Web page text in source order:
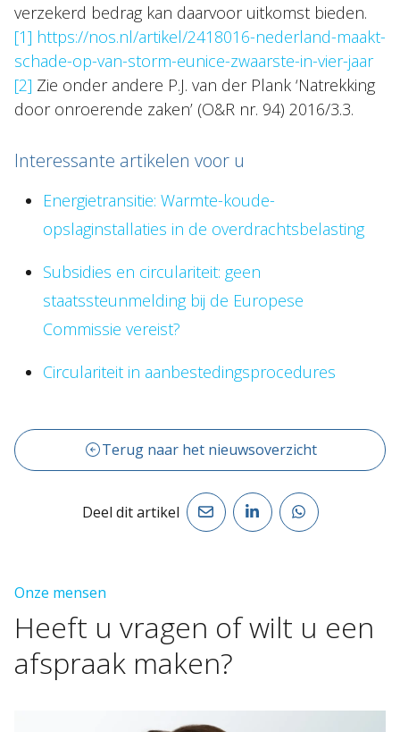
verzekerd bedrag kan daarvoor uitkomst bieden.
[1] https://nos.nl/artikel/2418016-nederland-maakt-
schade-op-van-storm-eunice-zwaarste-in-vier-jaar
[2] Zie onder andere P.J. van der Plank ‘Natrekking
door onroerende zaken’ (O&R nr. 94) 2016/3.3.
Interessante artikelen voor u
Energietransitie: Warmte-koude-
opslaginstallaties in de overdrachtsbelasting
Subsidies en circulariteit: geen
staatssteunmelding bij de Europese
Commissie vereist?
Circulariteit in aanbestedingsprocedures
Terug naar het nieuwsoverzicht
Deel dit artikel
Onze mensen
Heeft u vragen ofwilt u een
afspraak maken?